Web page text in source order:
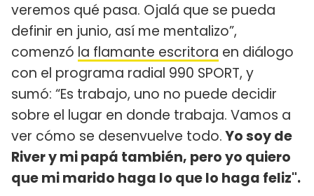
veremos qué pasa. Ojalá que se pueda
definir en junio, así me mentalizo”,
comenzó la flamante escritora en diálogo
con el programa radial 990 SPORT, y
sumó: “Es trabajo, uno no puede decidir
sobre el lugar en donde trabaja. Vamos a
ver cómo se desenvuelve todo.Yo soy de
River y mi papá también, pero yo quiero
que mi marido haga lo que lo haga feliz".